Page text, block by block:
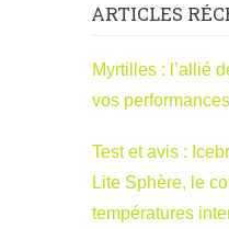
ARTICLES
Myrtilles : l’allié
vos performances
Test et avis :
Lite Sphère, le
températures